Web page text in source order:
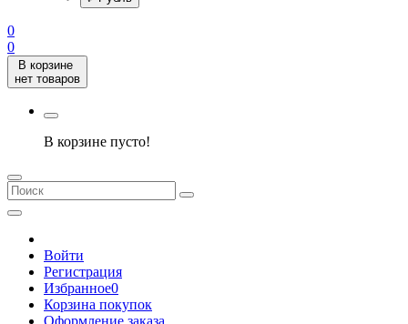
0
0
В корзине
нет товаров
В корзине пусто!
Войти
Регистрация
Избранное0
Корзина покупок
Оформление заказа